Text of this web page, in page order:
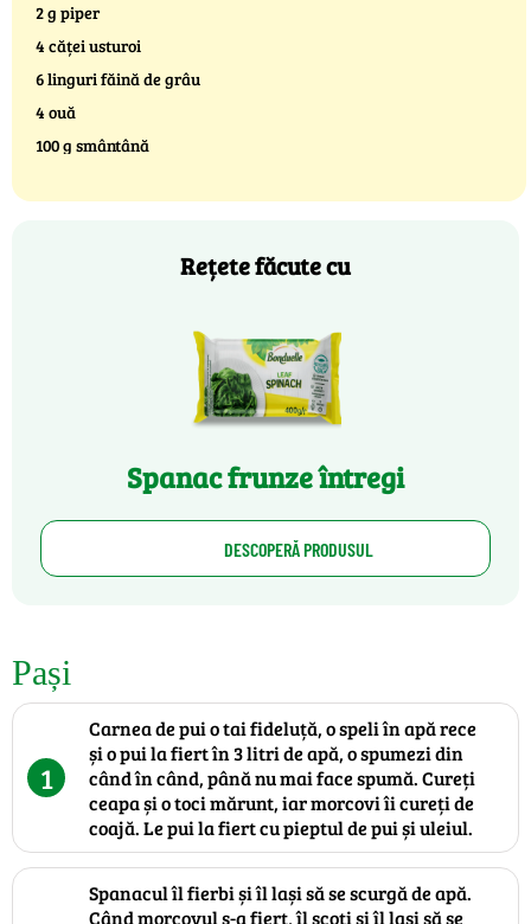
2 g piper
4 căței usturoi
6 linguri făină de grâu
4 ouă
100 g smântână
Rețete făcute cu
Spanac frunze întregi
DESCOPERĂ PRODUSUL
Pași
1
Carnea de pui o tai fideluță, o speli în apă rece
și o pui la fiert în 3 litri de apă, o spumezi din
când în când, până nu mai face spumă. Cureți
ceapa și o toci mărunt, iar morcovi îi cureți de
coajă. Le pui la fiert cu pieptul de pui și uleiul.
Spanacul îl fierbi și îl lași să se scurgă de apă.
Când morcovul s-a fiert, îl scoți și îl lași să se